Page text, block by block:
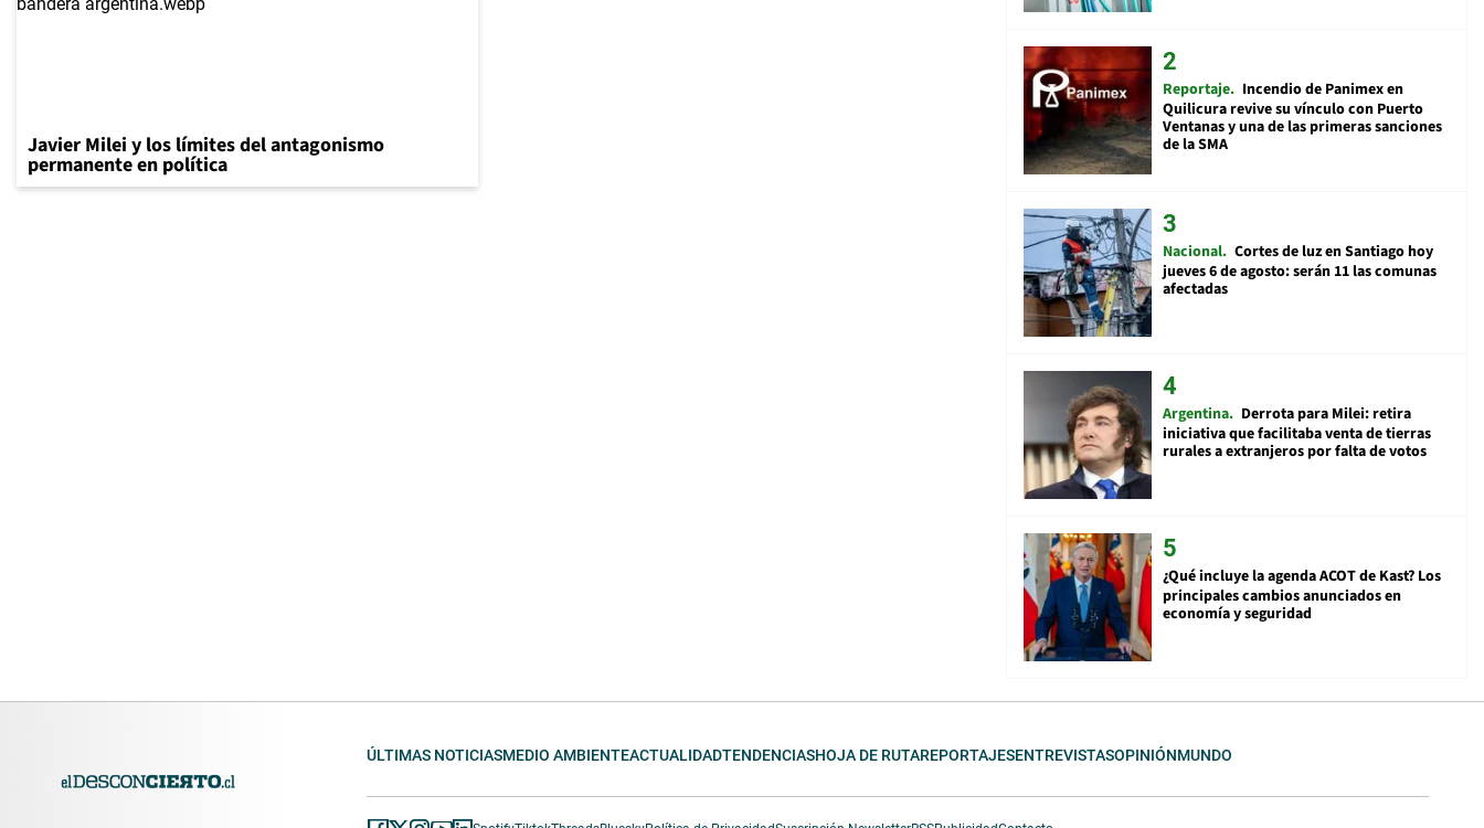
Javier Milei y los límites del antagonismo
permanente en política
Reportaje Incendio de Panimex en
Quilicura revive su vínculo con Puerto
Ventanas y una de las primeras sanciones
de la SMA
Nacional Cortes de luz en Santiago hoy
jueves 6 de agosto: serán 11 las comunas
afectadas
Argentina Derrota para Milei: retira
iniciativa que facilitaba venta de tierras
rurales a extranjeros por falta de votos
¿Qué incluye la agenda ACOT de Kast? Los
principales cambios anunciados en
economía y seguridad
ÚLTIMAS NOTICIASMEDIO AMBIENTEACTUALIDADTENDENCIASHOJA DE RUTAREPORTAJESENTREVISTASOPINIÓNMUNDO